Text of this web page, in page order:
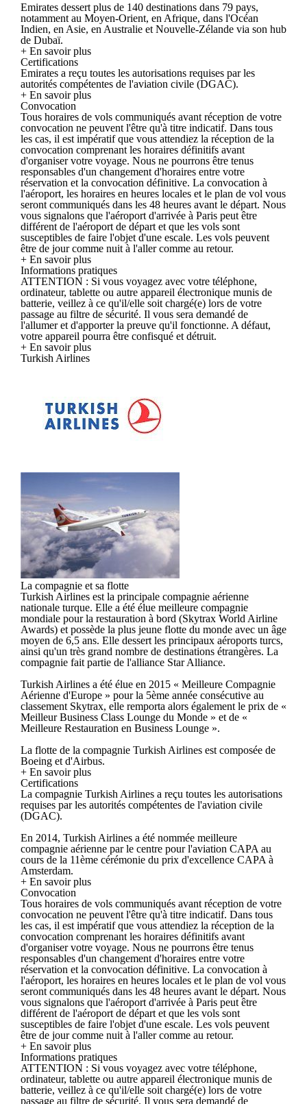
Emirates dessert plus de 140 destinations dans 79 pays,
notamment au Moyen-Orient, en Afrique, dans l'Océan
Indien, en Asie, en Australie et Nouvelle-Zélande via son hub
de Dubaï.
+ En savoir plus
Certifications
Emirates a reçu toutes les autorisations requises par les
autorités compétentes de l'aviation civile (DGAC).
+ En savoir plus
Convocation
Tous horaires de vols communiqués avant réception de votre
convocation ne peuvent l'être qu'à titre indicatif. Dans tous
les cas, il est impératif que vous attendiez la réception de la
convocation comprenant les horaires définitifs avant
d'organiser votre voyage. Nous ne pourrons être tenus
responsables d'un changement d'horaires entre votre
réservation et la convocation définitive. La convocation à
l'aéroport, les horaires en heures locales et le plan de vol vous
seront communiqués dans les 48 heures avant le départ. Nous
vous signalons que l'aéroport d'arrivée à Paris peut être
différent de l'aéroport de départ et que les vols sont
susceptibles de faire l'objet d'une escale. Les vols peuvent
être de jour comme nuit à l'aller comme au retour.
+ En savoir plus
Informations pratiques
ATTENTION : Si vous voyagez avec votre téléphone,
ordinateur, tablette ou autre appareil électronique munis de
batterie, veillez à ce qu'il/elle soit chargé(e) lors de votre
passage au filtre de sécurité. Il vous sera demandé de
l'allumer et d'apporter la preuve qu'il fonctionne. A défaut,
votre appareil pourra être confisqué et détruit.
+ En savoir plus
Turkish Airlines
La compagnie et sa flotte
Turkish Airlines est la principale compagnie aérienne
nationale turque. Elle a été élue meilleure compagnie
mondiale pour la restauration à bord (Skytrax World Airline
Awards) et possède la plus jeune flotte du monde avec un âge
moyen de 6,5 ans. Elle dessert les principaux aéroports turcs,
ainsi qu'un très grand nombre de destinations étrangères. La
compagnie fait partie de l'alliance Star Alliance.
Turkish Airlines a été élue en 2015 « Meilleure Compagnie
Aérienne d'Europe » pour la 5ème année consécutive au
classement Skytrax, elle remporta alors également le prix de «
Meilleur Business Class Lounge du Monde » et de «
Meilleure Restauration en Business Lounge ».
La flotte de la compagnie Turkish Airlines est composée de
Boeing et d'Airbus.
+ En savoir plus
Certifications
La compagnie Turkish Airlines a reçu toutes les autorisations
requises par les autorités compétentes de l'aviation civile
(DGAC).
En 2014, Turkish Airlines a été nommée meilleure
compagnie aérienne par le centre pour l'aviation CAPA au
cours de la 11ème cérémonie du prix d'excellence CAPA à
Amsterdam.
+ En savoir plus
Convocation
Tous horaires de vols communiqués avant réception de votre
convocation ne peuvent l'être qu'à titre indicatif. Dans tous
les cas, il est impératif que vous attendiez la réception de la
convocation comprenant les horaires définitifs avant
d'organiser votre voyage. Nous ne pourrons être tenus
responsables d'un changement d'horaires entre votre
réservation et la convocation définitive. La convocation à
l'aéroport, les horaires en heures locales et le plan de vol vous
seront communiqués dans les 48 heures avant le départ. Nous
vous signalons que l'aéroport d'arrivée à Paris peut être
différent de l'aéroport de départ et que les vols sont
susceptibles de faire l'objet d'une escale. Les vols peuvent
être de jour comme nuit à l'aller comme au retour.
+ En savoir plus
Informations pratiques
ATTENTION : Si vous voyagez avec votre téléphone,
ordinateur, tablette ou autre appareil électronique munis de
batterie, veillez à ce qu'il/elle soit chargé(e) lors de votre
passage au filtre de sécurité. Il vous sera demandé de